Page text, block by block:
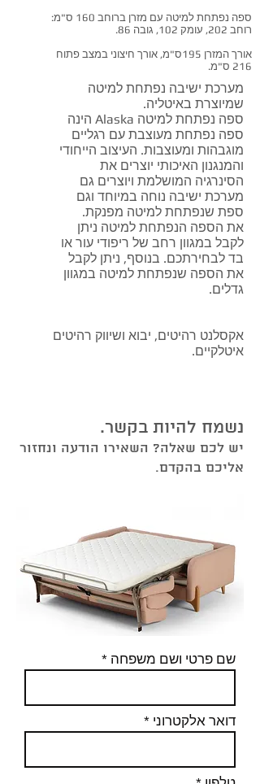
ספה נפתחת למיטה עם מזרן ברוחב 160 ס"מ:
רוחב 202, עומק 102, גובה 86.
אורך המזרן 195ס"מ, אורך חיצוני במצב פתוח
216 ס"מ.
מערכת ישיבה נפתחת למיטה
שמיוצרת באיטליה.
ספה נפתחת למיטה Alaska הינה
ספה נפתחת מעוצבת עם רגליים
מוגבהות ומעוצבות. העיצוב הייחודי
והמנגנון האיכותי יוצרים את
הסינרגיה המושלמת ויוצרים גם
מערכת ישיבה נוחה במיוחד וגם
ספת שנפתחת למיטה מפנקת.
את הספה הנפתחת למיטה ניתן
לקבל במגוון רחב של ריפודי עור או
בד לבחירתכם. בנוסף, ניתן לקבל
את הספה שנפתחת למיטה במגוון
גדלים.
אקסלנט רהיטים, יבוא ושיווק רהיטים
איטלקיים.
נשמח להיות בקשר.
יש לכם שאלה? השאירו הודעה ונחזור
אליכם בהקדם.
שם פרטי ושם משפחה
דואר אלקטרוני